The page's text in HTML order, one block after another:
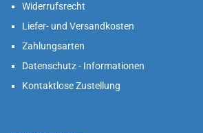
Widerrufsrecht
Liefer- und Versandkosten
Zahlungsarten
Datenschutz - Informationen
Kontaktlose Zustellung